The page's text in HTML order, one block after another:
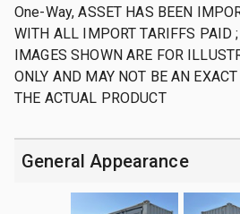
One-Way, ASSET HAS BEEN
WITH ALL IMPORT TARIFFS PAID
IMAGES SHOWN ARE FOR
ONLY AND MAY NOT BE AN
THE ACTUAL PRODUCT
General Appearance